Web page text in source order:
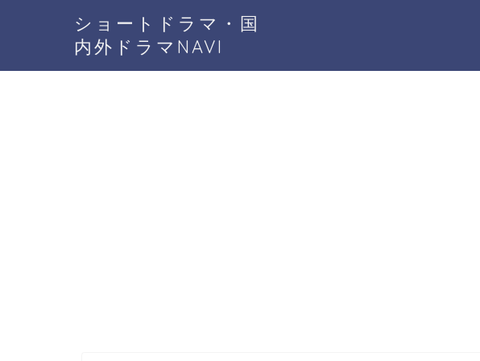
ショートドラマ・国
内外ドラマNAVI